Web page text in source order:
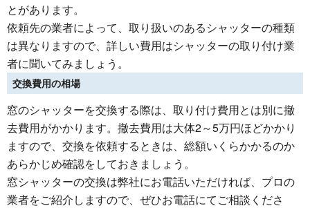
とがあります。
依頼先の業者によって、取り扱いのあるシャッターの種類
は異なりますので、詳しい費用はシャッターの取り付け業
者に聞いてみましょう。
交換費用の相場
窓のシャッターを交換する際は、取り付け費用とは別に撤
去費用がかかります。撤去費用は大体2～5万円ほどかかり
ますので、交換を依頼するときは、総額いくらかかるのか
あらかじめ確認をしておきましょう。
窓シャッターの交換は弊社にお電話いただければ、プロの
業者をご紹介しますので、ぜひお電話にてご相談くださ